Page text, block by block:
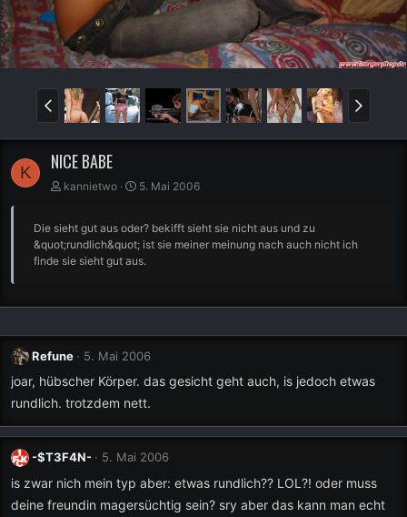
K
NICE BABE
kannietwo 5. Mai 2006
Die sieht gut aus oder? bekifft sieht sie nicht aus und zu
&quot;rundlich&quot; ist sie meiner meinung nach auch nicht ich
finde sie sieht gut aus.
Refune 5. Mai 2006
joar, hübscher Körper. das gesicht geht auch, is jedoch etwas
rundlich. trotzdem nett.
-$T3F4N- 5. Mai 2006
is zwar nich mein typ aber: etwas rundlich?? LOL?! oder muss
deine freundin magersüchtig sein? sry aber das kann man echt